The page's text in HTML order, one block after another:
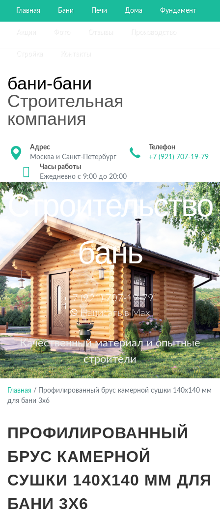
Главная Бани Печи Дома Фундамент
бани-бани
Строительная
компания
Адрес
Москва и Санкт-Петербург
Телефон
+7 (921) 707-19-79
Часы работы
Ежедневно с 9:00 до 20:00
Строительство
бань
+7 (921) 707-19-79
Написать в Max
Качественный материал и опытные
строители
Главная /
Профилированный брус камерной сушки 140х140 мм
для бани 3х6
ПРОФИЛИРОВАННЫЙ
БРУС КАМЕРНОЙ
СУШКИ 140Х140 ММ ДЛЯ
БАНИ 3Х6